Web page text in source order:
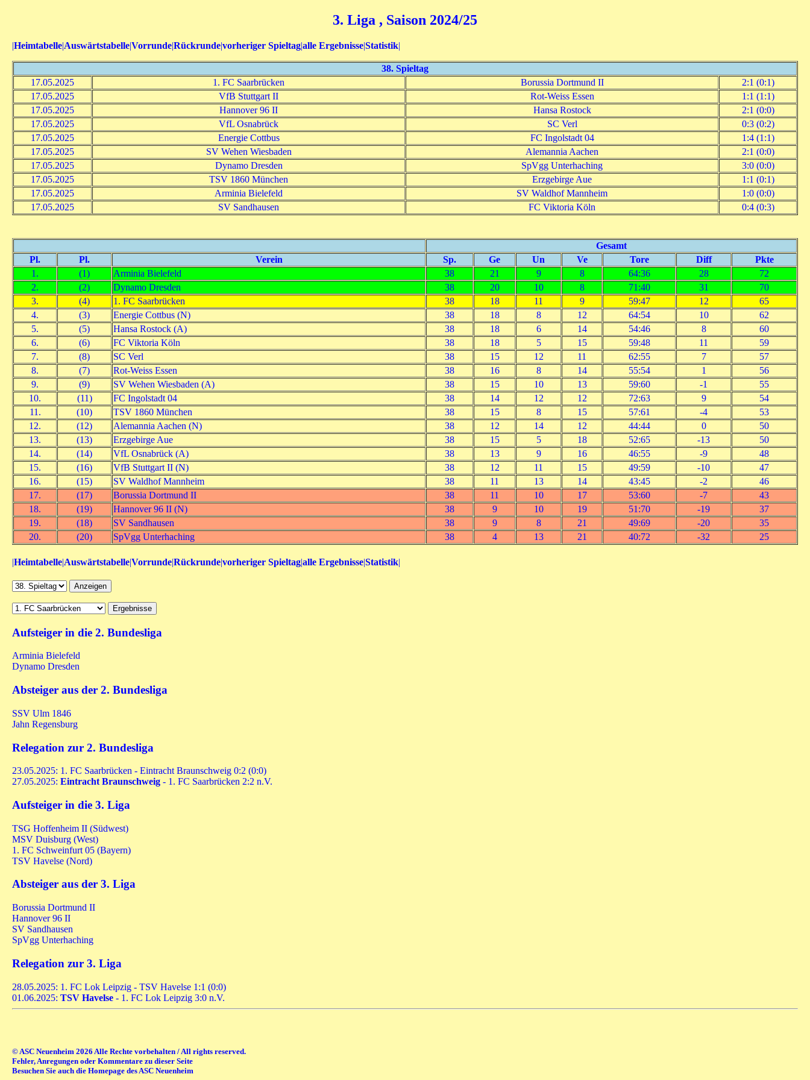
3. Liga , Saison 2024/25
|Heimtabelle|Auswärtstabelle|Vorrunde|Rückrunde|vorheriger Spieltag|alle Ergebnisse|Statistik|
38. Spieltag
17.05.2025
1. FC Saarbrücken Borussia Dortmund II
2:1 (0:1)
17.05.2025
VfB Stuttgart II Rot-Weiss Essen
1:1 (1:1)
17.05.2025
Hannover 96 II Hansa Rostock
2:1 (0:0)
17.05.2025
VfL Osnabrück SC Verl
0:3 (0:2)
17.05.2025
Energie Cottbus FC Ingolstadt 04
1:4 (1:1)
17.05.2025
SV Wehen Wiesbaden Alemannia Aachen
2:1 (0:0)
17.05.2025
Dynamo Dresden SpVgg Unterhaching
3:0 (0:0)
17.05.2025
TSV 1860 München Erzgebirge Aue
1:1 (0:1)
17.05.2025
Arminia Bielefeld SV Waldhof Mannheim
1:0 (0:0)
17.05.2025
SV Sandhausen FC Viktoria Köln 0:4 (0:3)
Gesamt
Pl.
Pl. Verein Sp. Ge Un Ve Tore Diff
Pkte
1.
(1) Arminia Bielefeld 38 21 9 8 64:36 28
72
2.
(2) Dynamo Dresden 38 20 10 8 71:40 31
70
3.
(4) 1. FC Saarbrücken 38 18 11 9 59:47 12
65
4.
(3) Energie Cottbus (N) 38 18 8 12 64:54 10
62
5.
(5) Hansa Rostock (A) 38 18 6 14 54:46 8
60
6.
(6) FC Viktoria Köln 38 18 5 15 59:48 11
59
7.
(8) SC Verl 38 15 12 11 62:55 7
57
8.
(7) Rot-Weiss Essen 38 16 8 14 55:54 1
56
9.
(9) SV Wehen Wiesbaden (A) 38 15 10 13 59:60 -1
55
10.
(11) FC Ingolstadt 04 38 14 12 12 72:63 9
54
11.
(10) TSV 1860 München 38 15 8 15 57:61 -4
53
12.
(12) Alemannia Aachen (N) 38 12 14 12 44:44 0
50
13.
(13) Erzgebirge Aue 38 15 5 18 52:65 -13
50
14.
(14) VfL Osnabrück (A) 38 13 9 16 46:55 -9
48
15.
(16) VfB Stuttgart II (N) 38 12 11 15 49:59 -10
47
16.
(15) SV Waldhof Mannheim 38 11 13 14 43:45 -2
46
17.
(17) Borussia Dortmund II 38 11 10 17 53:60 -7
43
18.
(19) Hannover 96 II (N) 38 9 10 19 51:70 -19
37
19.
(18) SV Sandhausen 38 9 8 21 49:69 -20
35
20.
(20) SpVgg Unterhaching 38 4 13 21 40:72 -32 25
|Heimtabelle|Auswärtstabelle|Vorrunde|Rückrunde|vorheriger Spieltag|alle Ergebnisse|Statistik|
Aufsteiger in die 2. Bundesliga
Arminia Bielefeld
Dynamo Dresden
Absteiger aus der 2. Bundesliga
SSV Ulm 1846
Jahn Regensburg
Relegation zur 2. Bundesliga
23.05.2025: 1. FC Saarbrücken - Eintracht Braunschweig 0:2 (0:0)
27.05.2025: Eintracht Braunschweig - 1. FC Saarbrücken 2:2 n.V.
Aufsteiger in die 3. Liga
TSG Hoffenheim II (Südwest)
MSV Duisburg (West)
1. FC Schweinfurt 05 (Bayern)
TSV Havelse (Nord)
Absteiger aus der 3. Liga
Borussia Dortmund II
Hannover 96 II
SV Sandhausen
SpVgg Unterhaching
Relegation zur 3. Liga
28.05.2025: 1. FC Lok Leipzig - TSV Havelse 1:1 (0:0)
01.06.2025: TSV Havelse - 1. FC Lok Leipzig 3:0 n.V.
© ASC Neuenheim 2026 Alle Rechte vorbehalten / All rights reserved.
Fehler, Anregungen oder Kommentare zu dieser Seite
Besuchen Sie auch die Homepage des ASC Neuenheim